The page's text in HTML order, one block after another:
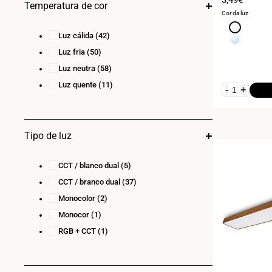
de
venda
Cor da luz
Branco
neutro
Branco
- +
24 (14)
30 (3)
36 (7)
40 (1)
Temperatura de cor
Luz cálida (42)
Luz fria (50)
Luz neutra (58)
Luz quente (11)
Tipo de luz
CCT / blanco dual (5)
CCT / branco dual (37)
Monocolor (2)
Monocor (1)
RGB + CCT (1)